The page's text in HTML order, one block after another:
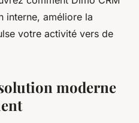
interne, améliore la
votre activité vers de
moderne